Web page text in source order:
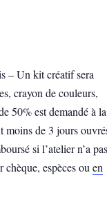
– Un kit créatif sera
crayon de couleurs,
50% est demandé à la
moins de 3 jours
si l’atelier n’a pas
chèque, espèces ouen